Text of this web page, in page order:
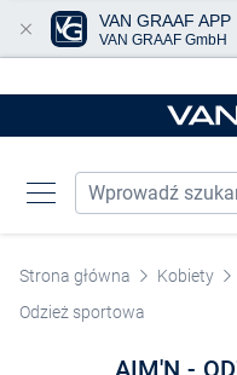
Strona główna Kobiety
Odzież sportowa
AIM'N -
VAN GRAAF APP
VAN GRAAF GmbH